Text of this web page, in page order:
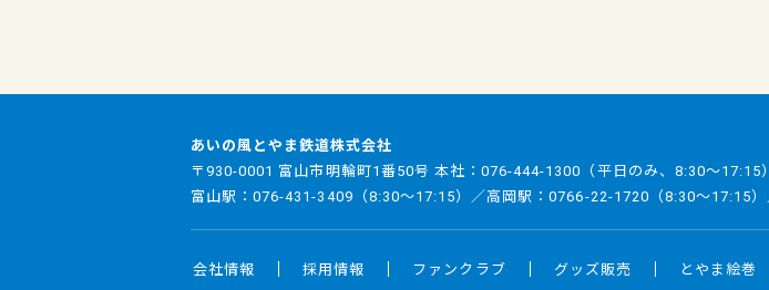
あいの風とやま鉄道株式会社
〒930-0001 富山市明輪町1番50号 本社： 076-444-1300 （平日のみ、8:30～17:15）
富山駅：076-431-3409 （8:30～17:15）／高岡駅：0766-22-1720 （8:30～17:15
会社情報 採用情報 ファンクラブ グッズ販売 とやま絵巻